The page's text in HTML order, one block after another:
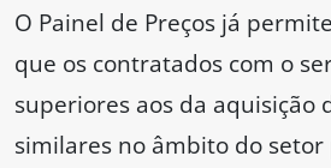
O Painel de Preços já
que os contratados com o
superiores aos da aquisição
similares no âmbito do setor